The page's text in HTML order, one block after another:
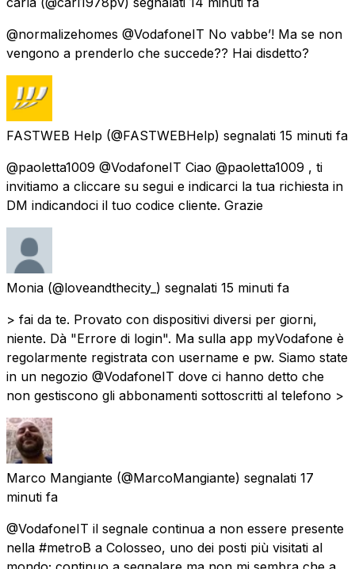
@normalizehomes @VodafoneIT No vabbe’! Ma se non
vengono a prenderlo che succede?? Hai disdetto?
FASTWEB Help (@FASTWEBHelp) segnalati 15 minuti fa
@paoletta1009 @VodafoneIT Ciao @paoletta1009 , ti
invitiamo a cliccare su segui e indicarci la tua richiesta in
DM indicandoci il tuo codice cliente. Grazie
Monia (@loveandthecity_) segnalati 15 minuti fa
> fai da te. Provato con dispositivi diversi per giorni,
niente. Dà "Errore di login". Ma sulla app myVodafone è
regolarmente registrata con username e pw. Siamo state
in un negozio @VodafoneIT dove ci hanno detto che
non gestiscono gli abbonamenti sottoscritti al telefono >
Marco Mangiante (@MarcoMangiante) segnalati 17
minuti fa
@VodafoneIT il segnale continua a non essere presente
nella #metroB a Colosseo, uno dei posti più visitati al